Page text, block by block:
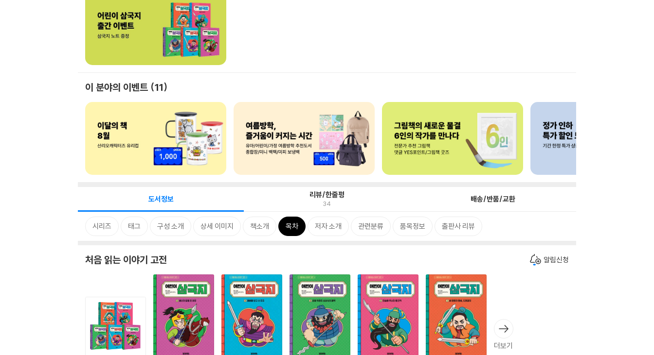
이 분야의 이벤트 11
도서정보 리뷰/한줄평
34 배송/반품/교환
시리즈 태그 구성 소개 상세 이미지 책소개 목차 저자 소개 관련분류 품목정보 출판사 리뷰
처음 읽는 이야기 고전 알림신청
더보기